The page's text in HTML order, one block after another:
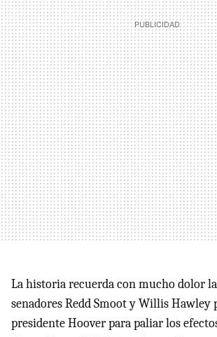
La historia recuerda con mucho dolor
senadores Redd Smoot y Willis Hawley
presidente Hoover para paliar los